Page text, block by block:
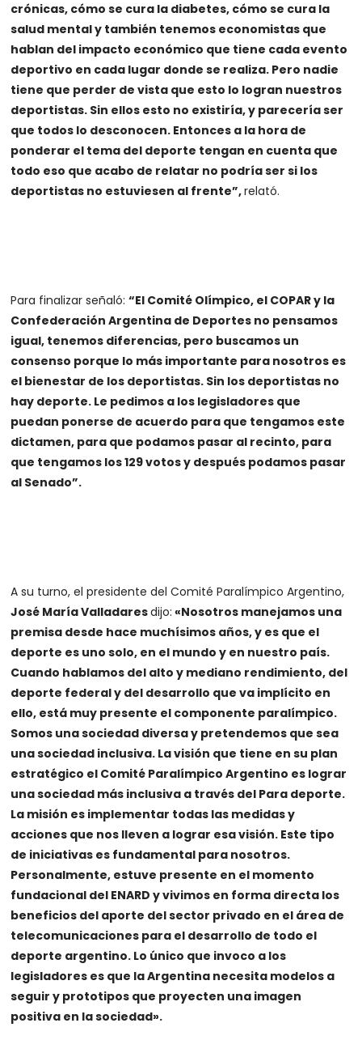
crónicas, cómo se cura la diabetes, cómo se cura la
salud mental y también tenemos economistas que
hablan del impacto económico que tiene cada evento
deportivo en cada lugar donde se realiza. Pero nadie
tiene que perder de vista que esto lo logran nuestros
deportistas. Sin ellos esto no existiría, y parecería ser
que todos lo desconocen. Entonces a la hora de
ponderar el tema del deporte tengan en cuenta que
todo eso que acabo de relatar no podría ser si los
deportistas no estuviesen al frente”,relató.
Para finalizar señaló:“El Comité Olímpico, el COPAR y la
Confederación Argentina de Deportes no pensamos
igual, tenemos diferencias, pero buscamos un
consenso porque lo más importante para nosotros es
el bienestar de los deportistas. Sin los deportistas no
hay deporte. Le pedimos a los legisladores que
puedan ponerse de acuerdo para que tengamos este
dictamen, para que podamos pasar al recinto, para
que tengamos los 129 votos y después podamos pasar
al Senado”.
A su turno, el presidente del Comité Paralímpico Argentino,
José María Valladaresdijo: «Nosotros manejamos una
premisa desde hace muchísimos años, y es que el
deporte es uno solo, en el mundo y en nuestro país.
Cuando hablamos del alto y mediano rendimiento, del
deporte federal y del desarrollo que va implícito en
ello, está muy presente el componente paralímpico.
Somos una sociedad diversa y pretendemos que sea
una sociedad inclusiva. La visión que tiene en su plan
estratégico el Comité Paralímpico Argentino es lograr
una sociedad más inclusiva a través del Para deporte.
La misión es implementar todas las medidas y
acciones que nos lleven a lograr esa visión. Este tipo
de iniciativas es fundamental para nosotros.
Personalmente, estuve presente en el momento
fundacional del ENARD y vivimos en forma directa los
beneficios del aporte del sector privado en el área de
telecomunicaciones para el desarrollo de todo el
deporte argentino. Lo único que invoco a los
legisladores es que la Argentina necesita modelos a
seguir y prototipos que proyecten una imagen
positiva en la sociedad».